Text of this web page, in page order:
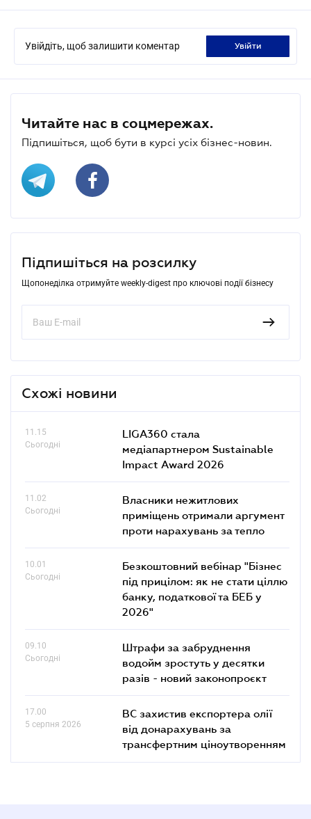
Увійдіть, щоб залишити коментар увійти
Читайте нас в соцмережах.
Підпишіться, щоб бути в курсі усіх бізнес-новин.
Підпишіться на розсилку
Щопонеділка отримуйте weekly-digest про ключові події бізнесу
Схожі новини
11.15
Сьогодні
LIGA360 стала
медіапартнером Sustainable
Impact Award 2026
11.02
Сьогодні
Власники нежитлових
приміщень отримали аргумент
проти нарахувань за тепло
10.01
Сьогодні
Безкоштовний вебінар "Бізнес
під прицілом: як не стати ціллю
банку, податкової та БЕБ у
2026"
09.10
Сьогодні
Штрафи за забруднення
водойм зростуть у десятки
разів - новий законопроєкт
17.00
5 серпня 2026
ВС захистив експортера олії
від донарахувань за
трансфертним ціноутворенням